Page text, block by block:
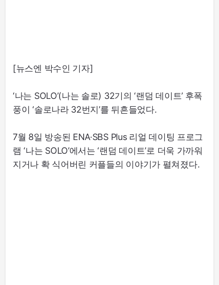
[뉴스엔 박수인 기자]
‘나는 SOLO’(나는 솔로) 32기의 ‘랜덤 데이트’ 후폭
풍이 ‘솔로나라 32번지’를 뒤흔들었다.
7월 8일 방송된 ENA·SBS Plus 리얼 데이팅 프로그
램 ‘나는 SOLO’에서는 ‘랜덤 데이트’로 더욱 가까워
지거나 확 식어버린 커플들의 이야기가 펼쳐졌다.